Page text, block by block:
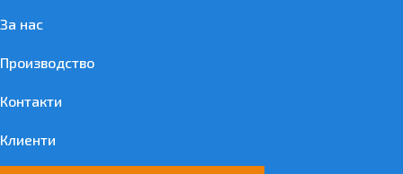
За нас
Производство
Контакти
Клиенти